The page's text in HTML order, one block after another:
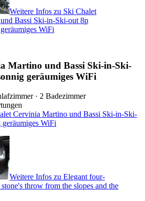
Weitere Infos zu Ski Chalet
Bassi Ski-in-Ski-out 8p
WiFi
Martino und Bassi Ski-in-Ski-
geräumiges WiFi
· 2 Badezimmer
Cervinia Martino und Bassi Ski-in-Ski-
WiFi
Weitere Infos zu Elegant four-
throw from the slopes and the